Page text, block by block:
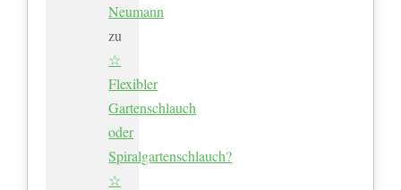
Neumann
zu
☆
Flexibler
Gartenschlauch
oder
Spiralgartenschlauch?
☆